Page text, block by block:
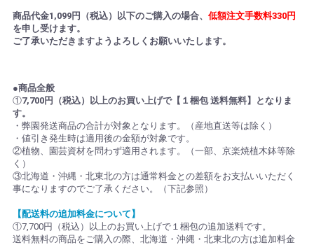
商品代金1,099円（税込）以下のご購入の場合、 低額注文手数料330円
を申し受けます。
ご了承いただきますようよろしくお願いいたします。
●商品全般
①7,700円（税込）以上のお買い上げで【１梱包 送料無料】となりま
す。
・弊園発送商品の合計が対象となります。（産地直送等は除く）
・値引き発生時は適用後の金額が対象です。
②植物、園芸資材を問わず適用されます。（一部、京楽焼植木鉢等除
く）
③北海道・沖縄・北東北の方は通常料金との差額をお支払いいただく
事になりますのでご了承ください。（下記参照）
【配送料の追加料金について】
①7,700円（税込）以上のお買い上げで１梱包の追加送料です。
送料無料の商品をご購入の際、北海道・沖縄・北東北の方は追加料金